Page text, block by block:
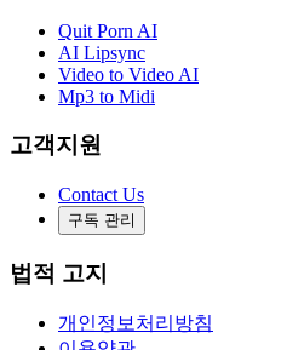
Quit Porn AI
AI Lipsync
Video to Video AI
Mp3 to Midi
고객지원
Contact Us
구독 관리
법적 고지
개인정보처리방침